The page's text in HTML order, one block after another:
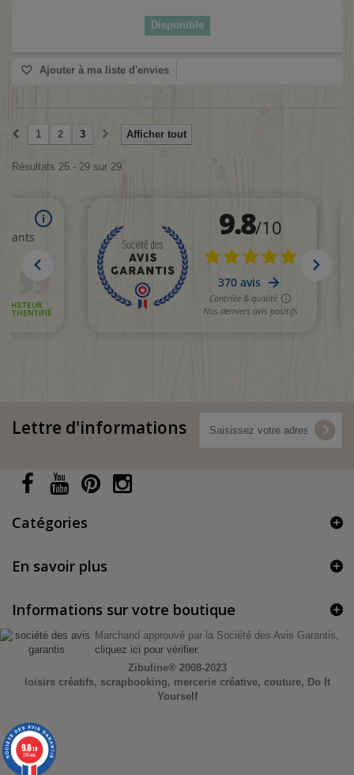
Disponible
Ajouter à ma liste d'envies
Afficher tout
1 2 3
Résultats 25 - 29 sur 29.
Lettre d'informations
Catégories
En savoir plus
Informations sur votre boutique
Marchand approuvé par la Société des Avis Garantis,
cliquez ici pour vérifier.
Zibuline® 2008-2023
loisirs créatifs, scrapbooking, mercerie créative, couture, Do It
Yourself
9.8/10
370 avis